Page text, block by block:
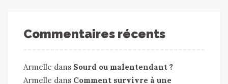
Commentaires récents
Armelle dans Sourd ou malentendant ?
Armelle dans Comment survivre à une